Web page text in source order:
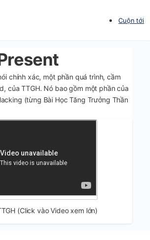
Cuộn tới
chính xác, một phần quá trình, cầm
của TTGH. Nó bao gồm một phần của
(từng Bài Học Tăng Trưởng Thần
(Click vào Video xem lớn)